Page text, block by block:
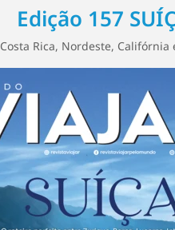
Edição 157
Costa Rica, Nordeste, Califórnia